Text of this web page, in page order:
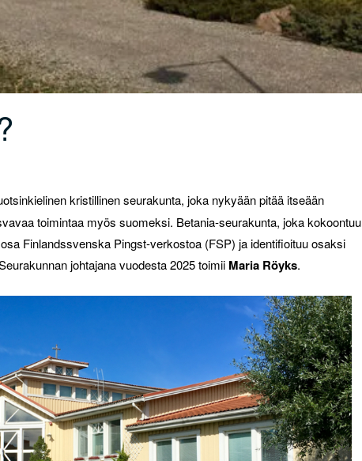
kristillinen seurakunta, joka nykyään pitää itseään
toimintaa myös suomeksi. Betania-seurakunta, joka kokoontuu
Finlandssvenska Pingst-verkostoa (FSP) ja identifioituu osaksi
johtajana vuodesta 2025 toimii Maria Röyks.